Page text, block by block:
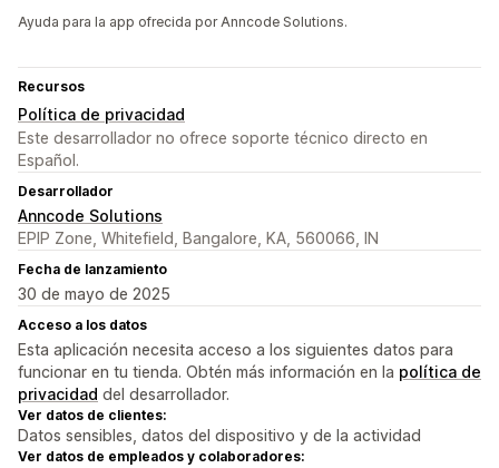
Ayuda para la app ofrecida por Anncode Solutions.
Recursos
Política de privacidad
Este desarrollador no ofrece soporte técnico directo en
Español.
Desarrollador
Anncode Solutions
EPIP Zone, Whitefield, Bangalore, KA, 560066, IN
Fecha de lanzamiento
30 de mayo de 2025
Acceso a los datos
Esta aplicación necesita acceso a los siguientes datos para
funcionar en tu tienda. Obtén más información en la política de
privacidad del desarrollador.
Ver datos de clientes:
Datos sensibles, datos del dispositivo y de la actividad
Ver datos de empleados y colaboradores: